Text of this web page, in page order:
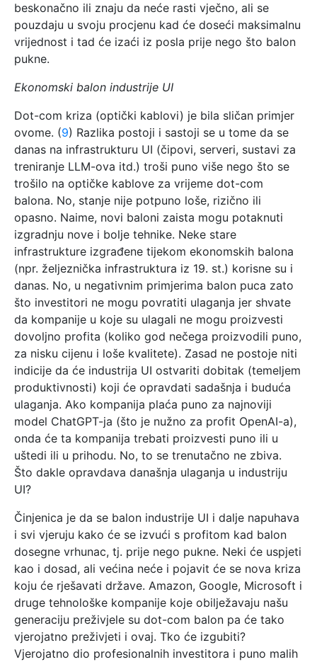
beskonačno ili znaju da neće rasti vječno, ali se
pouzdaju u svoju procjenu kad će doseći maksimalnu
vrijednost i tad će izaći iz posla prije nego što balon
pukne.
Ekonomski balon industrije UI
Dot-com kriza (optički kablovi) je bila sličan primjer
ovome. (9) Razlika postoji i sastoji se u tome da se
danas na infrastrukturu UI (čipovi, serveri, sustavi za
treniranje LLM-ova itd.) troši puno više nego što se
trošilo na optičke kablove za vrijeme dot-com
balona. No, stanje nije potpuno loše, rizično ili
opasno. Naime, novi baloni zaista mogu potaknuti
izgradnju nove i bolje tehnike. Neke stare
infrastrukture izgrađene tijekom ekonomskih balona
(npr. željeznička infrastruktura iz 19. st.) korisne su i
danas. No, u negativnim primjerima balon puca zato
što investitori ne mogu povratiti ulaganja jer shvate
da kompanije u koje su ulagali ne mogu proizvesti
dovoljno profita (koliko god nečega proizvodili puno,
za nisku cijenu i loše kvalitete). Zasad ne postoje niti
indicije da će industrija UI ostvariti dobitak (temeljem
produktivnosti) koji će opravdati sadašnja i buduća
ulaganja. Ako kompanija plaća puno za najnoviji
model ChatGPT-ja (što je nužno za profit OpenAI-a),
onda će ta kompanija trebati proizvesti puno ili u
uštedi ili u prihodu. No, to se trenutačno ne zbiva.
Što dakle opravdava današnja ulaganja u industriju
UI?
Činjenica je da se balon industrije UI i dalje napuhava
i svi vjeruju kako će se izvući s profitom kad balon
dosegne vrhunac, tj. prije nego pukne. Neki će uspjeti
kao i dosad, ali većina neće i pojavit će se nova kriza
koju će rješavati države. Amazon, Google, Microsoft i
druge tehnološke kompanije koje obilježavaju našu
generaciju preživjele su dot-com balon pa će tako
vjerojatno preživjeti i ovaj. Tko će izgubiti?
Vjerojatno dio profesionalnih investitora i puno malih